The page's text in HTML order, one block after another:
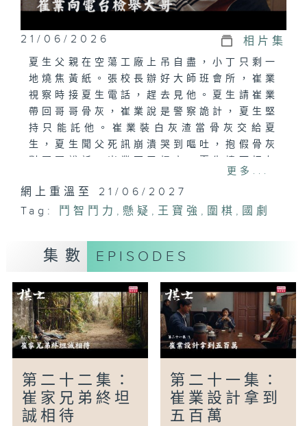
21/06/2026 相片集
夏生父親在空蕩工廠上吊自盡，小丁只剩一
地燒焦黃紙。張校長辦好大師班會所，崔業
視察時接夏生電話，趕去見他。夏生請崔業
帶回哥哥骨灰，崔業說是警察詭計，夏生堅
持只能託他。崔業裝白灰渣當骨灰交給夏
生，夏生聞父死訊崩潰哭到嘔吐，抱假骨灰
渣揚崔業滿臉並揮拳。崔業告訴他哥哥是替
他死的，勸他帶錢回老家重新開始。崔業回
家問兒子邱琳入學事，含冰塊偽裝聲音舉報
找到東風煤礦，卻被趙副局長通知因舉報停
職。崔業迎回提行李的淑華，淑華回家下
櫃子隔間藏滿整齊人民幣。崔業去崔偉家告
知炎高病情並安慰他。最後大師班開幕，張
校長請陳主任出席，崔業上台講話，崔偉一
家姍姍來遲遞銀行卡被拒，全家拍了全家
福，同時夏生坐上回家的火車。
更多...
網上重溫至 21/06/2027
Tag:
鬥智鬥力 ,懸疑 , 王寶強 , 圍棋 , 國劇
集數 EPISODES
第二十二集：
崔家兄弟終坦
誠相待
第二十一集：
崔業設計拿到
五百萬